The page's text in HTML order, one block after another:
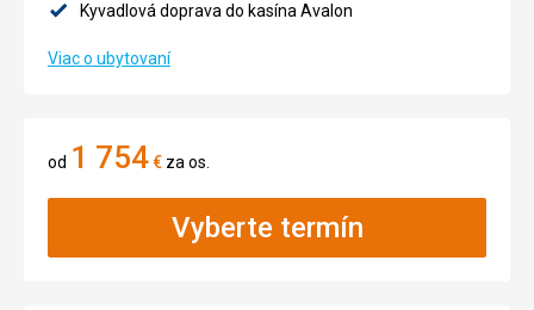
Kyvadlová doprava do kasína Avalon
Viac o ubytovaní
od 1 754€ za os.
Vyberte termín